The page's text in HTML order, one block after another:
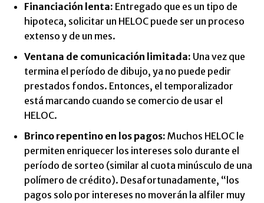
Financiación lenta: Entregado que es un tipo de
hipoteca, solicitar un HELOC puede ser un proceso
extenso y de un mes.
Ventana de comunicación limitada: Una vez que
termina el período de dibujo, ya no puede pedir
prestados fondos. Entonces, el temporalizador
está marcando cuando se comercio de usar el
HELOC.
Brinco repentino en los pagos: Muchos HELOC le
permiten enriquecer los intereses solo durante el
período de sorteo (similar al cuota minúsculo de una
polímero de crédito). Desafortunadamente, “los
pagos solo por intereses no moverán la alfiler muy